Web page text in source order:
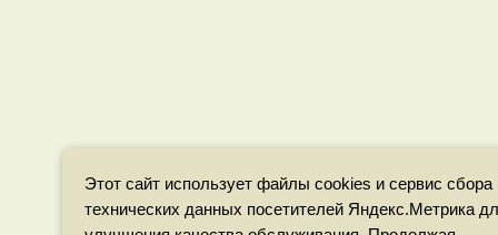
Этот сайт использует файлы cookies и сервис сбора
технических данных посетителей Яндекс.Метрика